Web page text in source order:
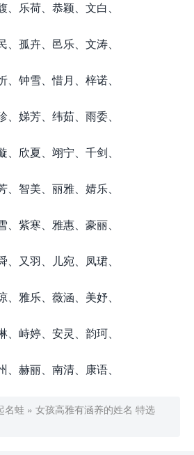
、乐荷、恭颖、文白、
、孤卉、邑乐、文涛、
、钟雪、惜月、梓诺、
、娣芳、纬茹、雨委、
、欣夏、翊宁、千剑、
、智美、丽雅、婧乐、
、紫寒、雅惠、豪丽、
、又羽、儿宛、凤珺、
、雅乐、薇涵、美妤、
、峙婷、安灵、韵珂、
、赫丽、南清、康语、
名蛙 » 女孩高雅有涵养的姓名 特选